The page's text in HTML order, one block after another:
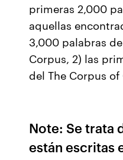
primeras 2,000
aquellas
3,000 palabras
Corpus, 2) las
del The Corpus
Note: Se trata
están escritas